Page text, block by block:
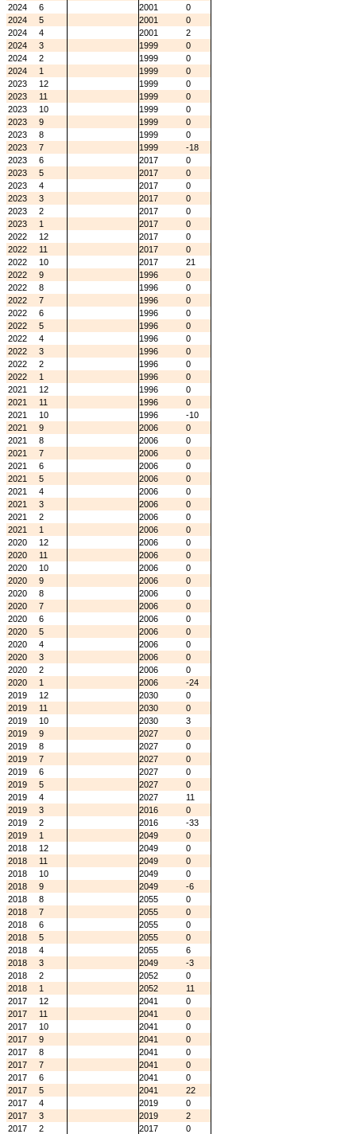
2024
6 2001
0
2024
5 2001
0
2024
4 2001
2
2024
3 1999
0
2024
2 1999
0
2024
1 1999
0
2023
12 1999
0
2023
11 1999
0
2023
10 1999
0
2023
9 1999
0
2023
8 1999
0
2023
7 1999
-18
2023
6 2017
0
2023
5 2017
0
2023
4 2017
0
2023
3 2017
0
2023
2 2017
0
2023
1 2017
0
2022
12 2017
0
2022
11 2017
0
2022
10 2017
21
2022
9 1996
0
2022
8 1996
0
2022
7 1996
0
2022
6 1996
0
2022
5 1996
0
2022
4 1996
0
2022
3 1996
0
2022
2 1996
0
2022
1 1996
0
2021
12 1996
0
2021
11 1996
0
2021
10 1996
-10
2021
9 2006
0
2021
8 2006
0
2021
7 2006
0
2021
6 2006
0
2021
5 2006
0
2021
4 2006
0
2021
3 2006
0
2021
2 2006
0
2021
1 2006
0
2020
12 2006
0
2020
11 2006
0
2020
10 2006
0
2020
9 2006
0
2020
8 2006
0
2020
7 2006
0
2020
6 2006
0
2020
5 2006
0
2020
4 2006
0
2020
3 2006
0
2020
2 2006
0
2020
1 2006
-24
2019
12 2030
0
2019
11 2030
0
2019
10 2030
3
2019
9 2027
0
2019
8 2027
0
2019
7 2027
0
2019
6 2027
0
2019
5 2027
0
2019
4 2027
11
2019
3 2016
0
2019
2 2016
-33
2019
1 2049
0
2018
12 2049
0
2018
11 2049
0
2018
10 2049
0
2018
9 2049
-6
2018
8 2055
0
2018
7 2055
0
2018
6 2055
0
2018
5 2055
0
2018
4 2055
6
2018
3 2049
-3
2018
2 2052
0
2018
1 2052
11
2017
12 2041
0
2017
11 2041
0
2017
10 2041
0
2017
9 2041
0
2017
8 2041
0
2017
7 2041
0
2017
6 2041
0
2017
5 2041
22
2017
4 2019
0
2017
3 2019
2
2017
2 2017
0